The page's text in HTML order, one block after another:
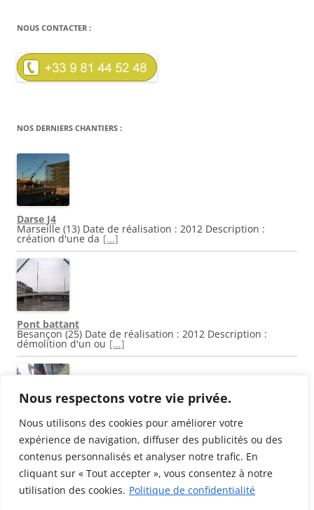
Nous respectons votre vie privée.
Nous utilisons des cookies pour améliorer votre
expérience de navigation, diffuser des publicités ou des
contenus personnalisés et analyser notre trafic. En
cliquant sur « Tout accepter », vous consentez à notre
utilisation des cookies. Politique de confidentialité
NOUS CONTACTER :
NOS DERNIERS CHANTIERS :
Darse J4
Marseille (13) Date de réalisation : 2012 Description :
création d'une da [...]
Pont battant
Besançon (25) Date de réalisation : 2012 Description :
démolition d'un ou [...]
Pont Saint Michel
Toulouse (31) Date de réalisation : 2012 Description :
rénovation du pont [...]